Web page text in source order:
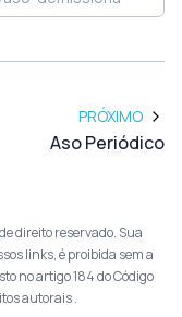
PRÓXIMO
Aso Periódico
direito reservado. Sua
links, é proibida sem a
no artigo 184 do Código
autorais.